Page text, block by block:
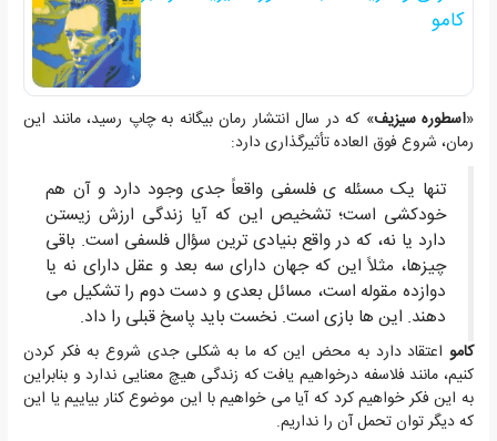
کامو
«اسطوره سیزیف» که در سال انتشار رمان بیگانه به چاپ رسید، مانند این
رمان، شروع فوق العاده تأثیرگذاری دارد:
تنها یک مسئله ی فلسفی واقعاً جدی وجود دارد و آن هم
خودکشی است؛ تشخیص این که آیا زندگی ارزش زیستن
دارد یا نه، که در واقع بنیادی ترین سؤال فلسفی است. باقی
چیزها، مثلاً این که جهان دارای سه بعد و عقل دارای نه یا
دوازده مقوله است، مسائل بعدی و دست دوم را تشکیل می
‌دهند. این ‌ها بازی است. نخست باید پاسخ قبلی را داد.
کامو اعتقاد دارد به محض این که ما به شکلی جدی شروع به فکر کردن
کنیم، مانند فلاسفه درخواهیم یافت که زندگی هیچ معنایی ندارد و بنابراین
به این فکر خواهیم کرد که آیا می خواهیم با این موضوع کنار بیاییم یا این
که دیگر توان تحمل آن را نداریم.